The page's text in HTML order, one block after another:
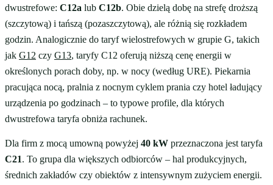
dwustrefowe: C12a lub C12b. Obie dzielą dobę na strefę droższą
(szczytową) i tańszą (pozaszczytową), ale różnią się rozkładem
godzin. Analogicznie do taryf wielostrefowych w grupie G, takich
jak G12 czy G13, taryfy C12 oferują niższą cenę energii w
określonych porach doby, np. w nocy (według URE). Piekarnia
pracująca nocą, pralnia z nocnym cyklem prania czy hotel ładujący
urządzenia po godzinach – to typowe profile, dla których
dwustrefowa taryfa obniża rachunek.
Dla firm z mocą umowną powyżej 40 kW przeznaczona jest taryfa
C21. To grupa dla większych odbiorców – hal produkcyjnych,
średnich zakładów czy obiektów z intensywnym zużyciem energii.